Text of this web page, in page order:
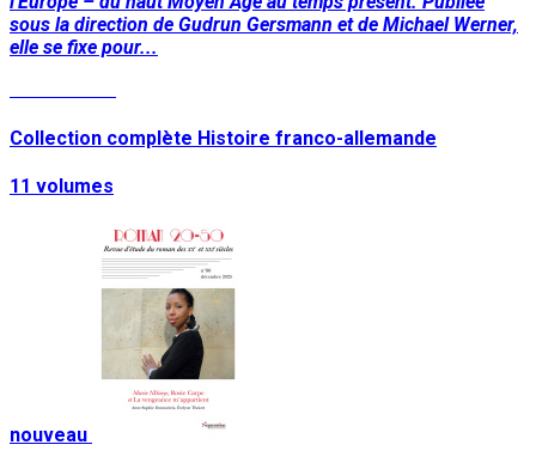
sous la direction de Gudrun Gersmann et de Michael Werner,
elle se fixe pour...
Collection complète Histoire franco-allemande
11 volumes
nouveau